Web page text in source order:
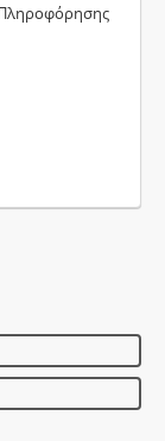
Πληροφόρησης